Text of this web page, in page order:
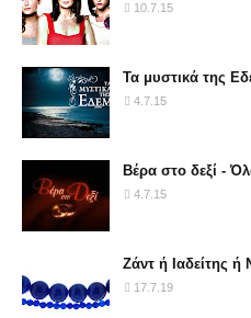
10.7.15
Τα μυστικά της
4.7.15
Βέρα στο δεξί -
4.7.15
Ζάντ ή Ιαδείτης ή
17.7.19